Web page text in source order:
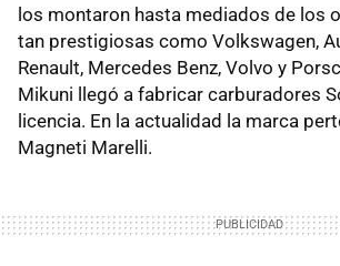
los montaron hasta mediados de los
tan prestigiosas como Volkswagen,
Renault, Mercedes Benz, Volvo y
Mikuni llegó a fabricar carburadores
licencia. En la actualidad la marca
Magneti Marelli.